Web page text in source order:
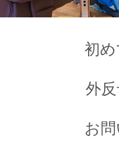
初
外
お